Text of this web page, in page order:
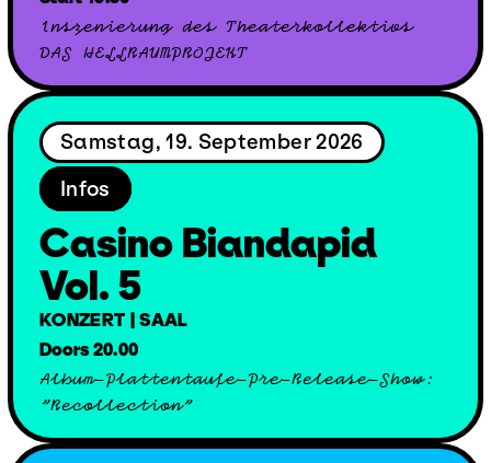
Inszenierung des Theaterkollektivs
DAS HELLRAUMPROJEKT
Samstag, 19. September 2026
Infos
Casino Biandapid
Vol. 5
KONZERT | SAAL
Doors 20.00
Album-Plattentaufe-Pre-Release-Show:
"Recollection"